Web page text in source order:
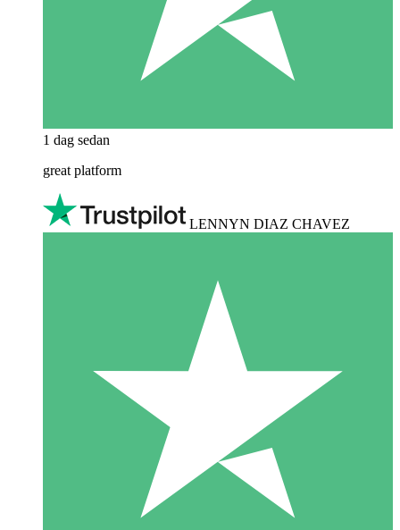
1 dag sedan
great platform
LENNYN DIAZ CHAVEZ